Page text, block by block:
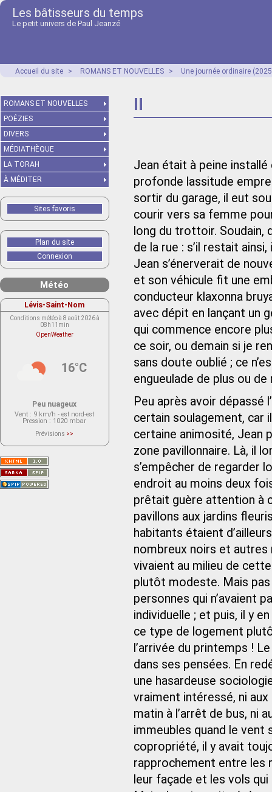
Les bâtisseurs du temps
Le petit univers de Paul Jeanzé
Accueil du site > ROMANS ET NOUVELLES > Une journée ordinaire
II
Jean était à peine installé
profonde lassitude
sortir du garage, il eut
courir vers sa femme
long du trottoir. Soudain,
de la rue : s’il restait
Jean s’énerverait de
et son véhicule fit une
conducteur klaxonna
avec dépit en lançant un
qui commence encore
ce soir, ou demain si je
sans doute oublié ; ce
engueulade de plus ou de
Peu après avoir dépassé
certain soulagement, car
certaine animosité, Jean
zone pavillonnaire. Là, il
s’empêcher de regarder
endroit au moins deux
prêtait guère attention à
pavillons aux jardins
habitants étaient
nombreux noirs et autres
vivaient au milieu de
plutôt modeste. Mais
personnes qui n’avaient
individuelle ; et puis, il y
ce type de logement
l’arrivée du printemps !
dans ses pensées. En
une hasardeuse
vraiment intéressé, ni
matin à l’arrêt de bus, ni
immeubles quand le vent
copropriété, il y avait
rapprochement entre les
leur façade et les vols
ROMANS ET NOUVELLES
POÉZIES
DIVERS
MÉDIATHÈQUE
LA TORAH
À MÉDITER
Sites favoris
Plan du site
Connexion
Météo
Lévis-Saint-Nom
Conditions météo à 8 août 2026 à
08h11min
OpenWeather
16°C
Peu nuageux
Vent : 9 km/h - est nord-est
Pression : 1020 mbar
Prévisions >>
actuellement aucune prévision
Saint-Nom.
Veuillez consulter le message du
service ci-dessous.
(401 - Invalid API key. Please see
https://openweathermap.org/faq#error401